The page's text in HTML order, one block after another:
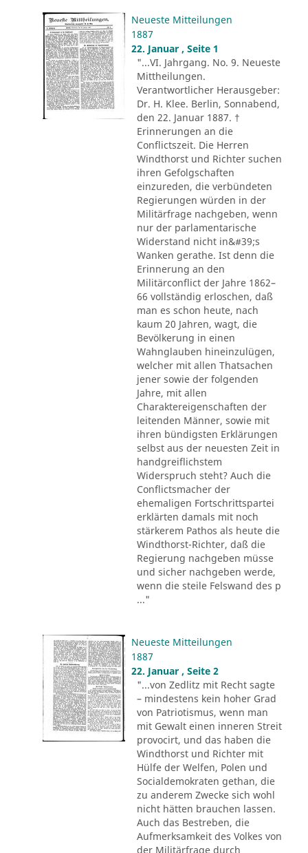
Neueste Mitteilungen
1887
22. Januar , Seite 1
"...VI. Jahrgang. No. 9. Neueste
Mittheilungen.
Verantwortlicher Herausgeber:
Dr. H. Klee. Berlin, Sonnabend,
den 22. Januar 1887. †
Erinnerungen an die
Conflictszeit. Die Herren
Windthorst und Richter suchen
ihren Gefolgschaften
einzureden, die verbündeten
Regierungen würden in der
Militärfrage nachgeben, wenn
nur der parlamentarische
Widerstand nicht in&#39;s
Wanken gerathe. Ist denn die
Erinnerung an den
Militärconflict der Jahre 1862–
66 vollständig erloschen, daß
man es schon heute, nach
kaum 20 Jahren, wagt, die
Bevölkerung in einen
Wahnglauben hineinzulügen,
welcher mit allen Thatsachen
jener sowie der folgenden
Jahre, mit allen
Charaktereigenschaften der
leitenden Männer, sowie mit
ihren bündigsten Erklärungen
selbst aus der neuesten Zeit in
handgreiflichstem
Widerspruch steht? Auch die
Conflictsmacher der
ehemaligen Fortschrittspartei
erklärten damals mit noch
stärkerem Pathos als heute die
Windthorst-Richter, daß die
Regierung nachgeben müsse
und sicher nachgeben werde,
wenn die steile Felswand des p
..."
Neueste Mitteilungen
1887
22. Januar , Seite 2
"...von Zedlitz mit Recht sagte
– mindestens kein hoher Grad
von Patriotismus, wenn man
mit Gewalt einen inneren Streit
provocirt, und das haben die
Windthorst und Richter mit
Hülfe der Welfen, Polen und
Socialdemokraten gethan, die
zu anderem Zwecke sich wohl
nicht hätten brauchen lassen.
Auch das Bestreben, die
Aufmerksamkeit des Volkes von
der Militärfrage durch